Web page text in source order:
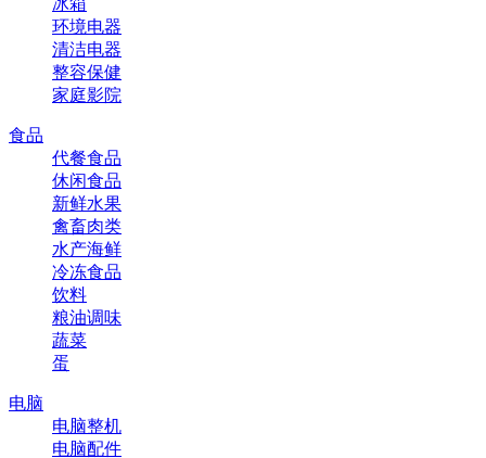
冰箱
环境电器
清洁电器
整容保健
家庭影院
食品
代餐食品
休闲食品
新鲜水果
禽畜肉类
水产海鲜
冷冻食品
饮料
粮油调味
蔬菜
蛋
电脑
电脑整机
电脑配件